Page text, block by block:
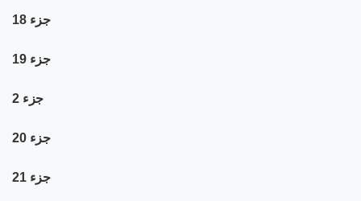
جزء 18
جزء 19
جزء 2
جزء 20
جزء 21